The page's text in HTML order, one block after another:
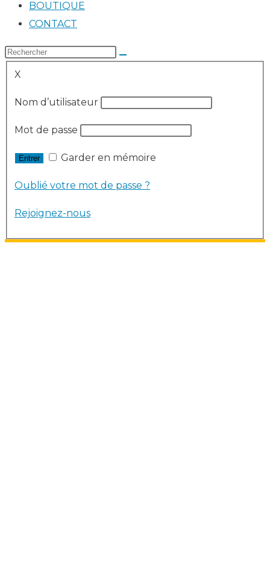
BOUTIQUE
CONTACT
X
Nom d’utilisateur
Mot de passe
Garder en mémoire
Oublié votre mot de passe ?
Rejoignez-nous